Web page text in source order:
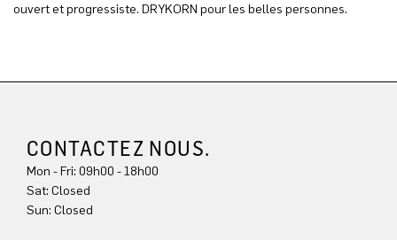
ouvert et progressiste. DRYKORN pour les belles personnes.
CONTACTEZ NOUS.
Mon - Fri: 09h00 - 18h00
Sun: Closed